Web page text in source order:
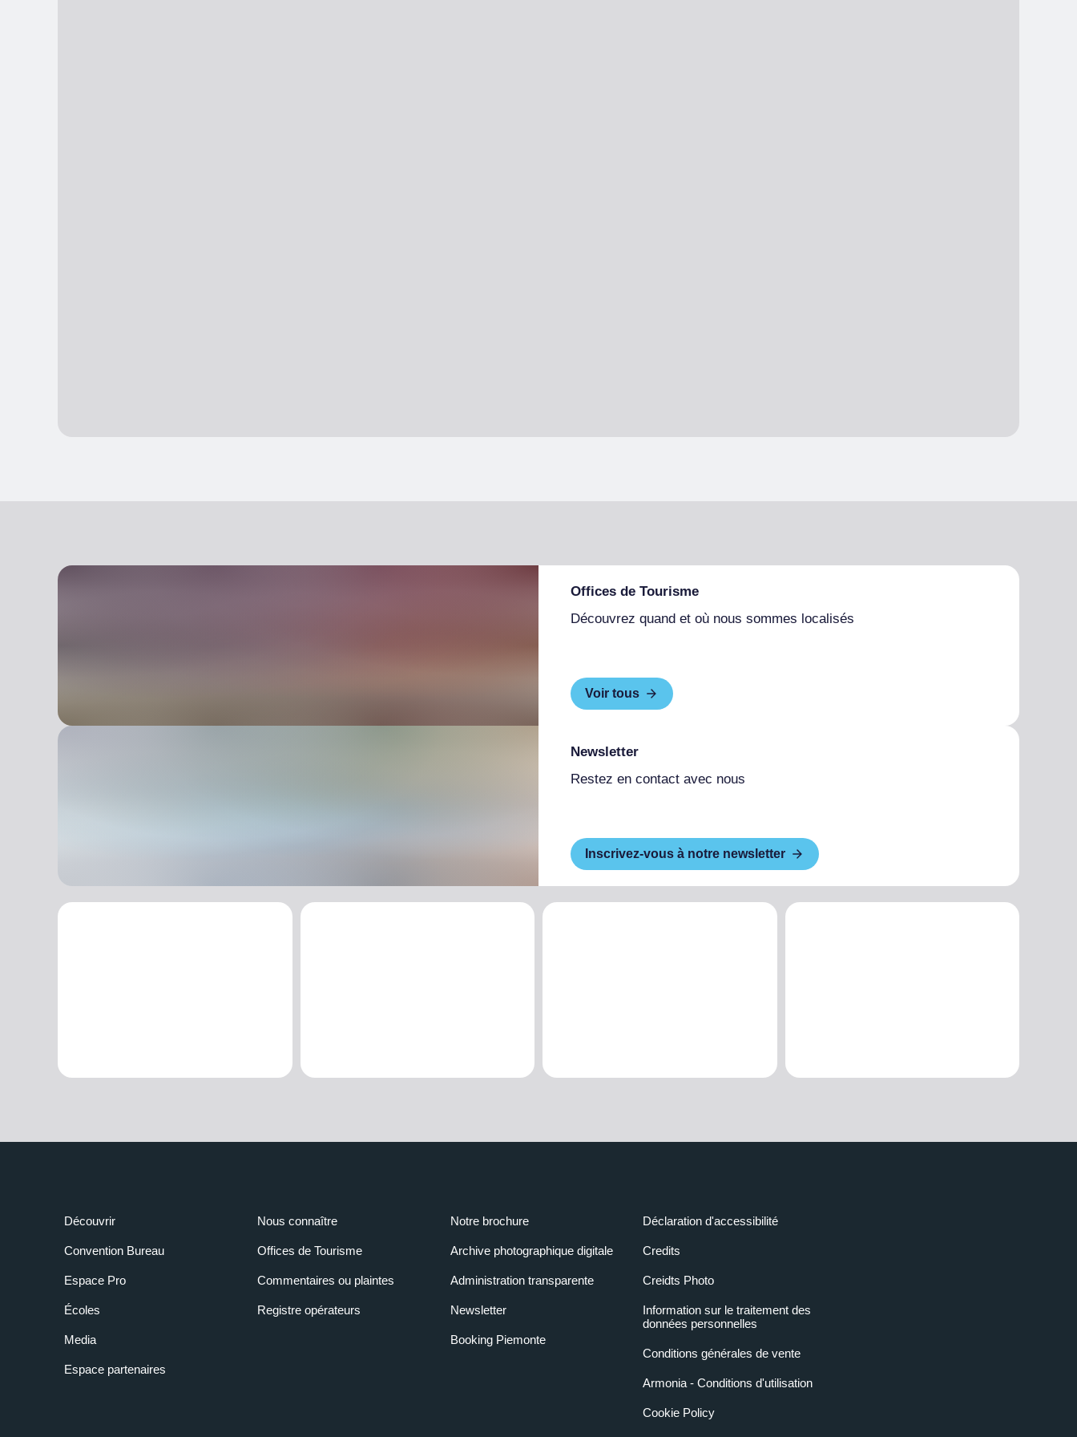
Offices de Tourisme
Découvrez quand et où nous sommes localisés
Voir tous
Newsletter
Restez en contact avec nous
Inscrivez-vous à notre newsletter
Découvrir
Convention Bureau
Espace Pro
Écoles
Media
Espace partenaires
Nous connaître
Offices de Tourisme
Commentaires ou plaintes
Registre opérateurs
Notre brochure
Archive photographique digitale
Administration transparente
Newsletter
Booking Piemonte
Déclaration d'accessibilité
Credits
Creidts Photo
Information sur le traitement des
données personnelles
Conditions générales de vente
Armonia - Conditions d'utilisation
Cookie Policy